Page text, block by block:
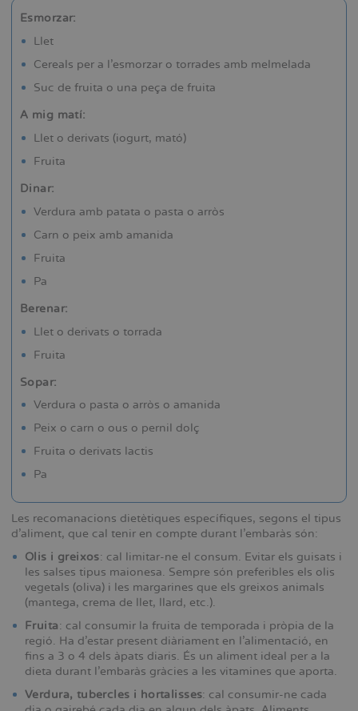
Esmorzar:
Llet
Cereals per a l’esmorzar o torrades amb melmelada
Suc de fruita o una peça de fruita
A mig matí:
Llet o derivats (iogurt, mató)
Fruita
Dinar:
Verdura amb patata o pasta o arròs
Carn o peix amb amanida
Fruita
Pa
Berenar:
Llet o derivats o torrada
Fruita
Sopar:
Verdura o pasta o arròs o amanida
Peix o carn o ous o pernil dolç
Fruita o derivats lactis
Pa
Les recomanacions dietètiques específiques, segons el tipus
d’aliment, que cal tenir en compte durant l’embaràs són:
Olis i greixos: cal limitar-ne el consum. Evitar els guisats i
les salses tipus maionesa. Sempre són preferibles els olis
vegetals (oliva) i les margarines que els greixos animals
(mantega, crema de llet, llard, etc.).
Fruita: cal consumir la fruita de temporada i pròpia de la
regió. Ha d’estar present diàriament en l’alimentació, en
fins a 3 o 4 dels àpats diaris. És un aliment ideal per a la
dieta durant l’embaràs gràcies a les vitamines que aporta.
Verdura, tubercles i hortalisses: cal consumir-ne cada